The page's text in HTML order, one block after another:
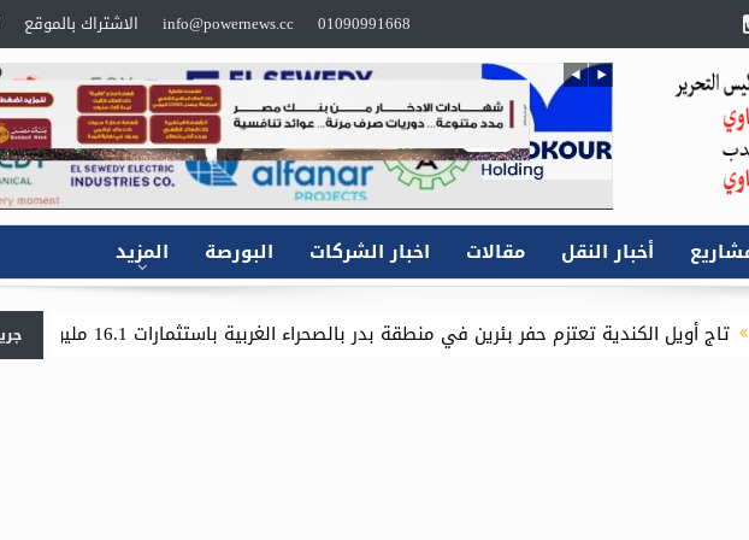
01090991668
info@powernews.cc الاشتراك بالموقع
أخبار النقل مقالات اخبار الشركات البورصة المزيد
حفر بئرين في منطقة بدر بالصحراء الغربية باستثمارات 16.1 مليون دولار
«جنوب الوادي